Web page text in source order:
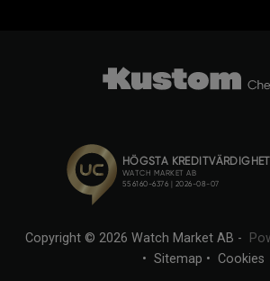
Copyright © 2026 Watch Market AB -
• Sitemap • Cookies